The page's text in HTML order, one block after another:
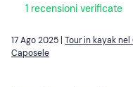
1 recensioni verificate
17 Ago 2025 | Tour in kayak
Caposele